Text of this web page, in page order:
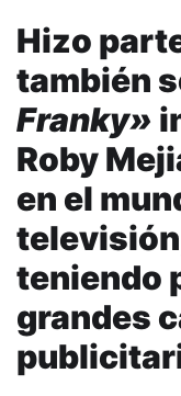
Hizo
también
Franky»
Roby
en el
teniendo
grandes